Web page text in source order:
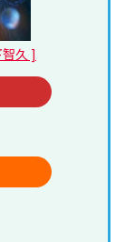
久 ]